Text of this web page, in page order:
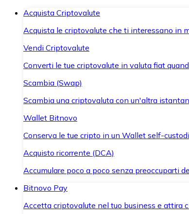
Acquista Criptovalute
Acquista le criptovalute che ti interessano in
Vendi Criptovalute
Converti le tue criptovalute in valuta fiat
Scambia (Swap)
Scambia una criptovaluta con un'altra
Wallet Bitnovo
Conserva le tue cripto in un Wallet self-
Acquisto ricorrente (DCA)
Accumulare poco a poco senza preoccuparti
Bitnovo Pay
Accetta criptovalute nel tuo business e attira